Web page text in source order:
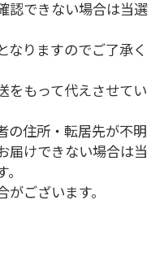
認できない場合は当選
なりますのでご了承く
をもって代えさせてい
の住所・転居先が不明
届けできない場合は当
ございます。